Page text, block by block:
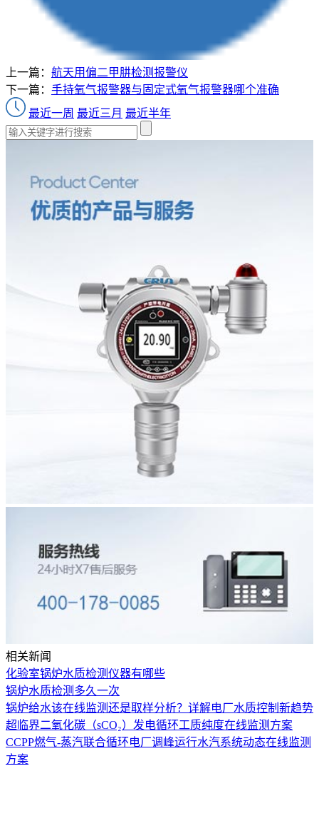
上一篇： 航天用偏二甲肼检测报警仪
下一篇： 手持氧气报警器与固定式氧气报警器哪个准确
最近一周 最近三月 最近半年
相关新闻
化验室锅炉水质检测仪器有哪些
锅炉水质检测多久一次
锅炉给水该在线监测还是取样分析？详解电厂水质控制新趋势
超临界二氧化碳（sCO₂）发电循环工质纯度在线监测方案
CCPP燃气-蒸汽联合循环电厂调峰运行水汽系统动态在线监测
方案